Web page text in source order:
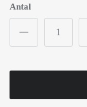
Antal